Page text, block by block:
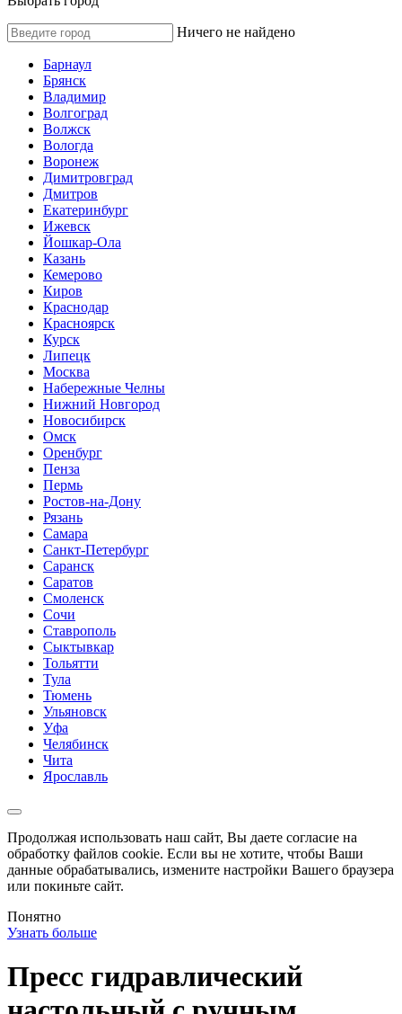
Ничего не найдено
Барнаул
Брянск
Владимир
Волгоград
Волжск
Вологда
Воронеж
Димитровград
Дмитров
Екатеринбург
Ижевск
Йошкар-Ола
Казань
Кемерово
Киров
Краснодар
Красноярск
Курск
Липецк
Москва
Набережные Челны
Нижний Новгород
Новосибирск
Омск
Оренбург
Пенза
Пермь
Ростов-на-Дону
Рязань
Самара
Санкт-Петербург
Саранск
Саратов
Смоленск
Сочи
Ставрополь
Сыктывкар
Тольятти
Тула
Тюмень
Ульяновск
Уфа
Челябинск
Чита
Ярославль
Продолжая использовать наш сайт, Вы даете согласие на
обработку файлов cookie. Если вы не хотите, чтобы Ваши
данные обрабатывались, измените настройки Вашего браузера
или покиньте сайт.
Понятно
Узнать больше
Пресс гидравлический